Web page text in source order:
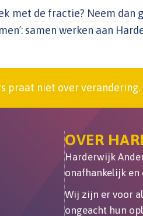
met de fractie? Neem dan
samen werken aan
praat niet over verandering.
OVER
Harderwijk
onafhankelijk en
Wij zijn er voor
ongeacht hun